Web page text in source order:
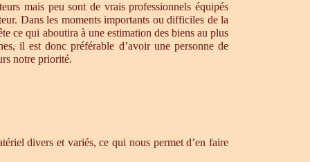
mais peu sont de vrais professionnels équipés
Dans les moments importants ou difficiles de la
ce qui aboutira à une estimation des biens au plus
il est donc préférable d’avoir une personne de
notre priorité.
divers et variés, ce qui nous permet d’en faire